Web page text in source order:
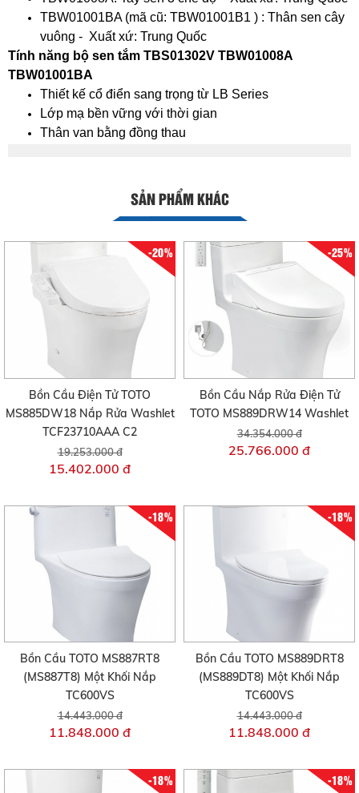
TBW01001BA (mã cũ: TBW01001B1 ) : Thân sen cây
vuông - Xuất xứ: Trung Quốc
Tính năng bộ sen tắm TBS01302V TBW01008A
TBW01001BA
Thiết kế cổ điển sang trọng từ LB Series
Lớp mạ bền vững với thời gian
Thân van bằng đồng thau
SẢN PHẨM KHÁC
-20%
Bồn Cầu Điện Tử TOTO
MS885DW18 Nắp Rửa Washlet
TCF23710AAA C2
19.253.000 đ
15.402.000 đ
-25%
Bồn Cầu Nắp Rửa Điện Tử
TOTO MS889DRW14 Washlet
34.354.000 đ
25.766.000 đ
-18%
Bồn Cầu TOTO MS887RT8
(MS887T8) Một Khối Nắp
TC600VS
14.443.000 đ
11.848.000 đ
-18%
Bồn Cầu TOTO MS889DRT8
(MS889DT8) Một Khối Nắp
TC600VS
14.443.000 đ
11.848.000 đ
-18% -18%